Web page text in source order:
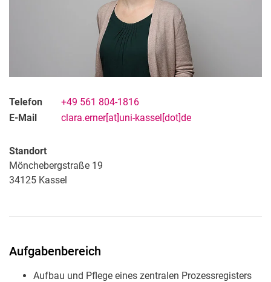
Telefon
+49 561 804-1816
E-Mail
clara.erner[at]uni-kassel[dot]de
Standort
Mönchebergstraße 19
34125 Kassel
Aufgabenbereich
Aufbau und Pflege eines zentralen Prozessregisters